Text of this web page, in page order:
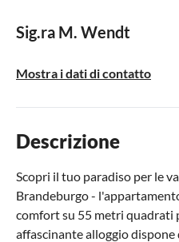
Sig.ra M. Wendt
Mostra i dati di contatto
Descrizione
Scopri il tuo paradiso per le
Brandeburgo -
comfort su 55 metri quadrati
affascinante alloggio